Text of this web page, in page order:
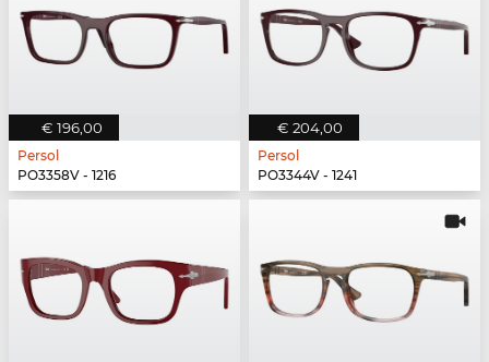
€ 196,00
Persol
PO3358V - 1216
€ 204,00
Persol
PO3344V - 1241